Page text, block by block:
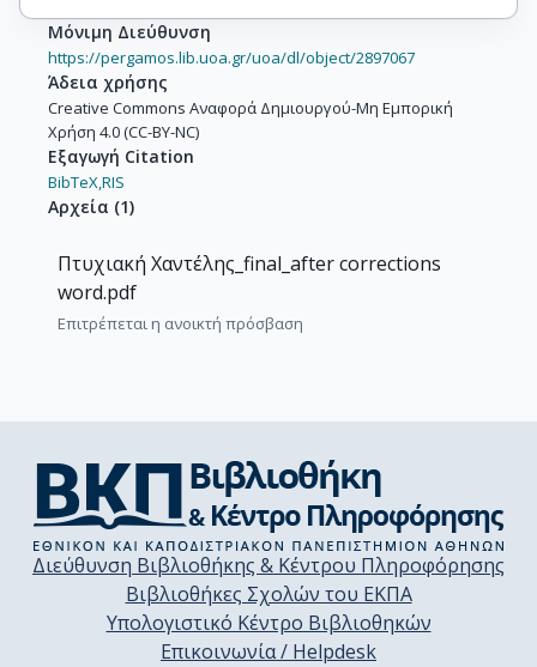
Μόνιμη Διεύθυνση
https://pergamos.lib.uoa.gr/uoa/dl/object/2897067
Άδεια χρήσης
Creative Commons Αναφορά Δημιουργού-Μη Εμπορική
Χρήση 4.0 (CC-BY-NC)
Εξαγωγή Citation
BibTeX,RIS
Αρχεία (1)
Πτυχιακή Χαντέλης_final_after corrections
word.pdf
Επιτρέπεται η ανοικτή πρόσβαση
Διεύθυνση Βιβλιοθήκης & Κέντρου Πληροφόρησης
Βιβλιοθήκες Σχολών του ΕΚΠΑ
Υπολογιστικό Κέντρο Βιβλιοθηκών
Επικοινωνία / Helpdesk